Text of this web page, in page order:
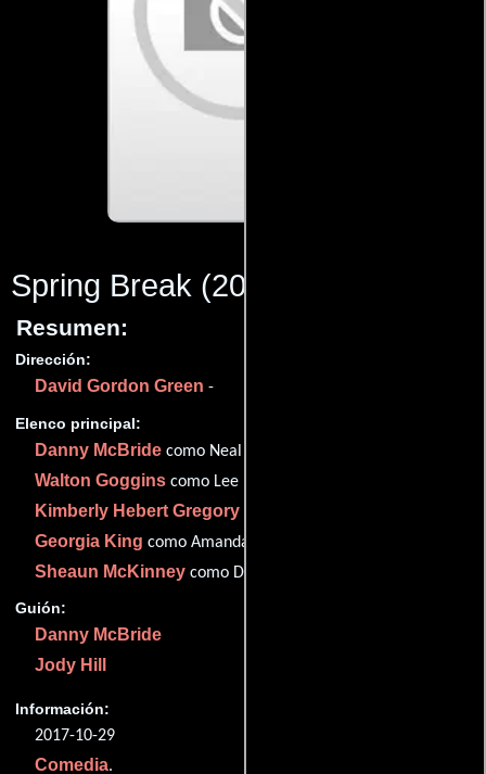
Spring Break (2017)
Resumen:
Dirección:
David Gordon Green -
Elenco principal:
Danny McBride como Neal Gamby
Walton Goggins como Lee Russell
Kimberly Hebert Gregory
Georgia King como Amanda Snodgrass
Sheaun McKinney como Dayshawn
Guión:
Danny McBride
Jody Hill
Información:
2017-10-29
Comedia.